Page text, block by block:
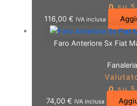
0su 5
116,00€ IVA inclusa
Faro Anteriore Sx Fiat
Fanaleria
0su 5
74,00 € IVA inclusa